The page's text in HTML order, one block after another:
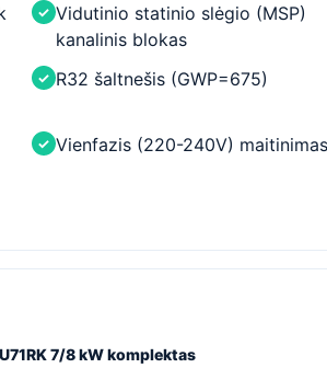
✓ Vidutinio statinio slėgio (MSP)
kanalinis blokas
✓ R32 šaltnešis (GWP=675)
✓ Vienfazis (220-240V) maitinimas
7/8 kW komplektas